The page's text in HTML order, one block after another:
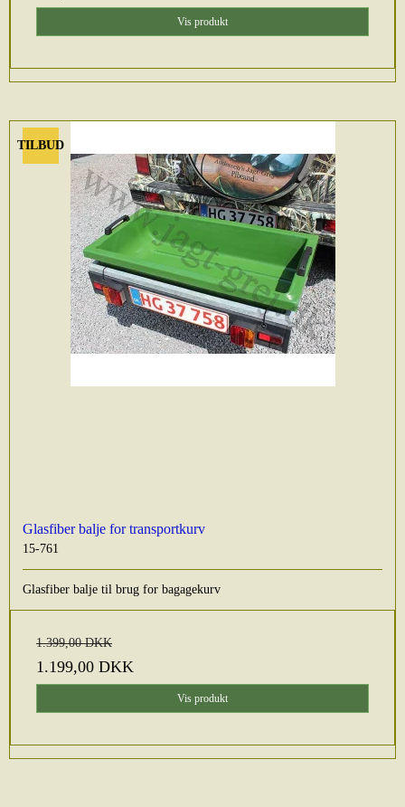
Vis produkt
TILBUD
Glasfiber balje for transportkurv
15-761
Glasfiber balje til brug for bagagekurv
1.399,00 DKK
1.199,00 DKK
Vis produkt